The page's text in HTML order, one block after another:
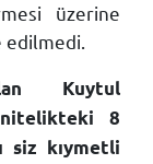
üzerine
Kuytul
nitelikteki 8
siz kıymetli